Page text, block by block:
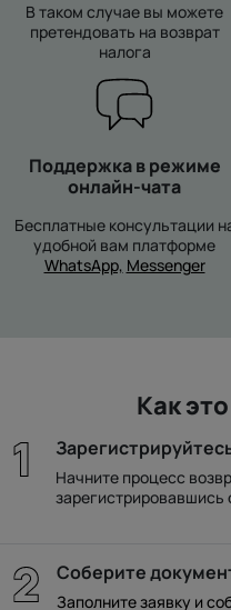
В таком случае вы можете
претендовать на возврат
налога
Поддержка в режиме
онлайн-чата
Бесплатные консультации
удобной вам платформе
WhatsApp, Messenger
Как
Начните процесс
зарегистрировавшись
Соберите
Заполните заявку и